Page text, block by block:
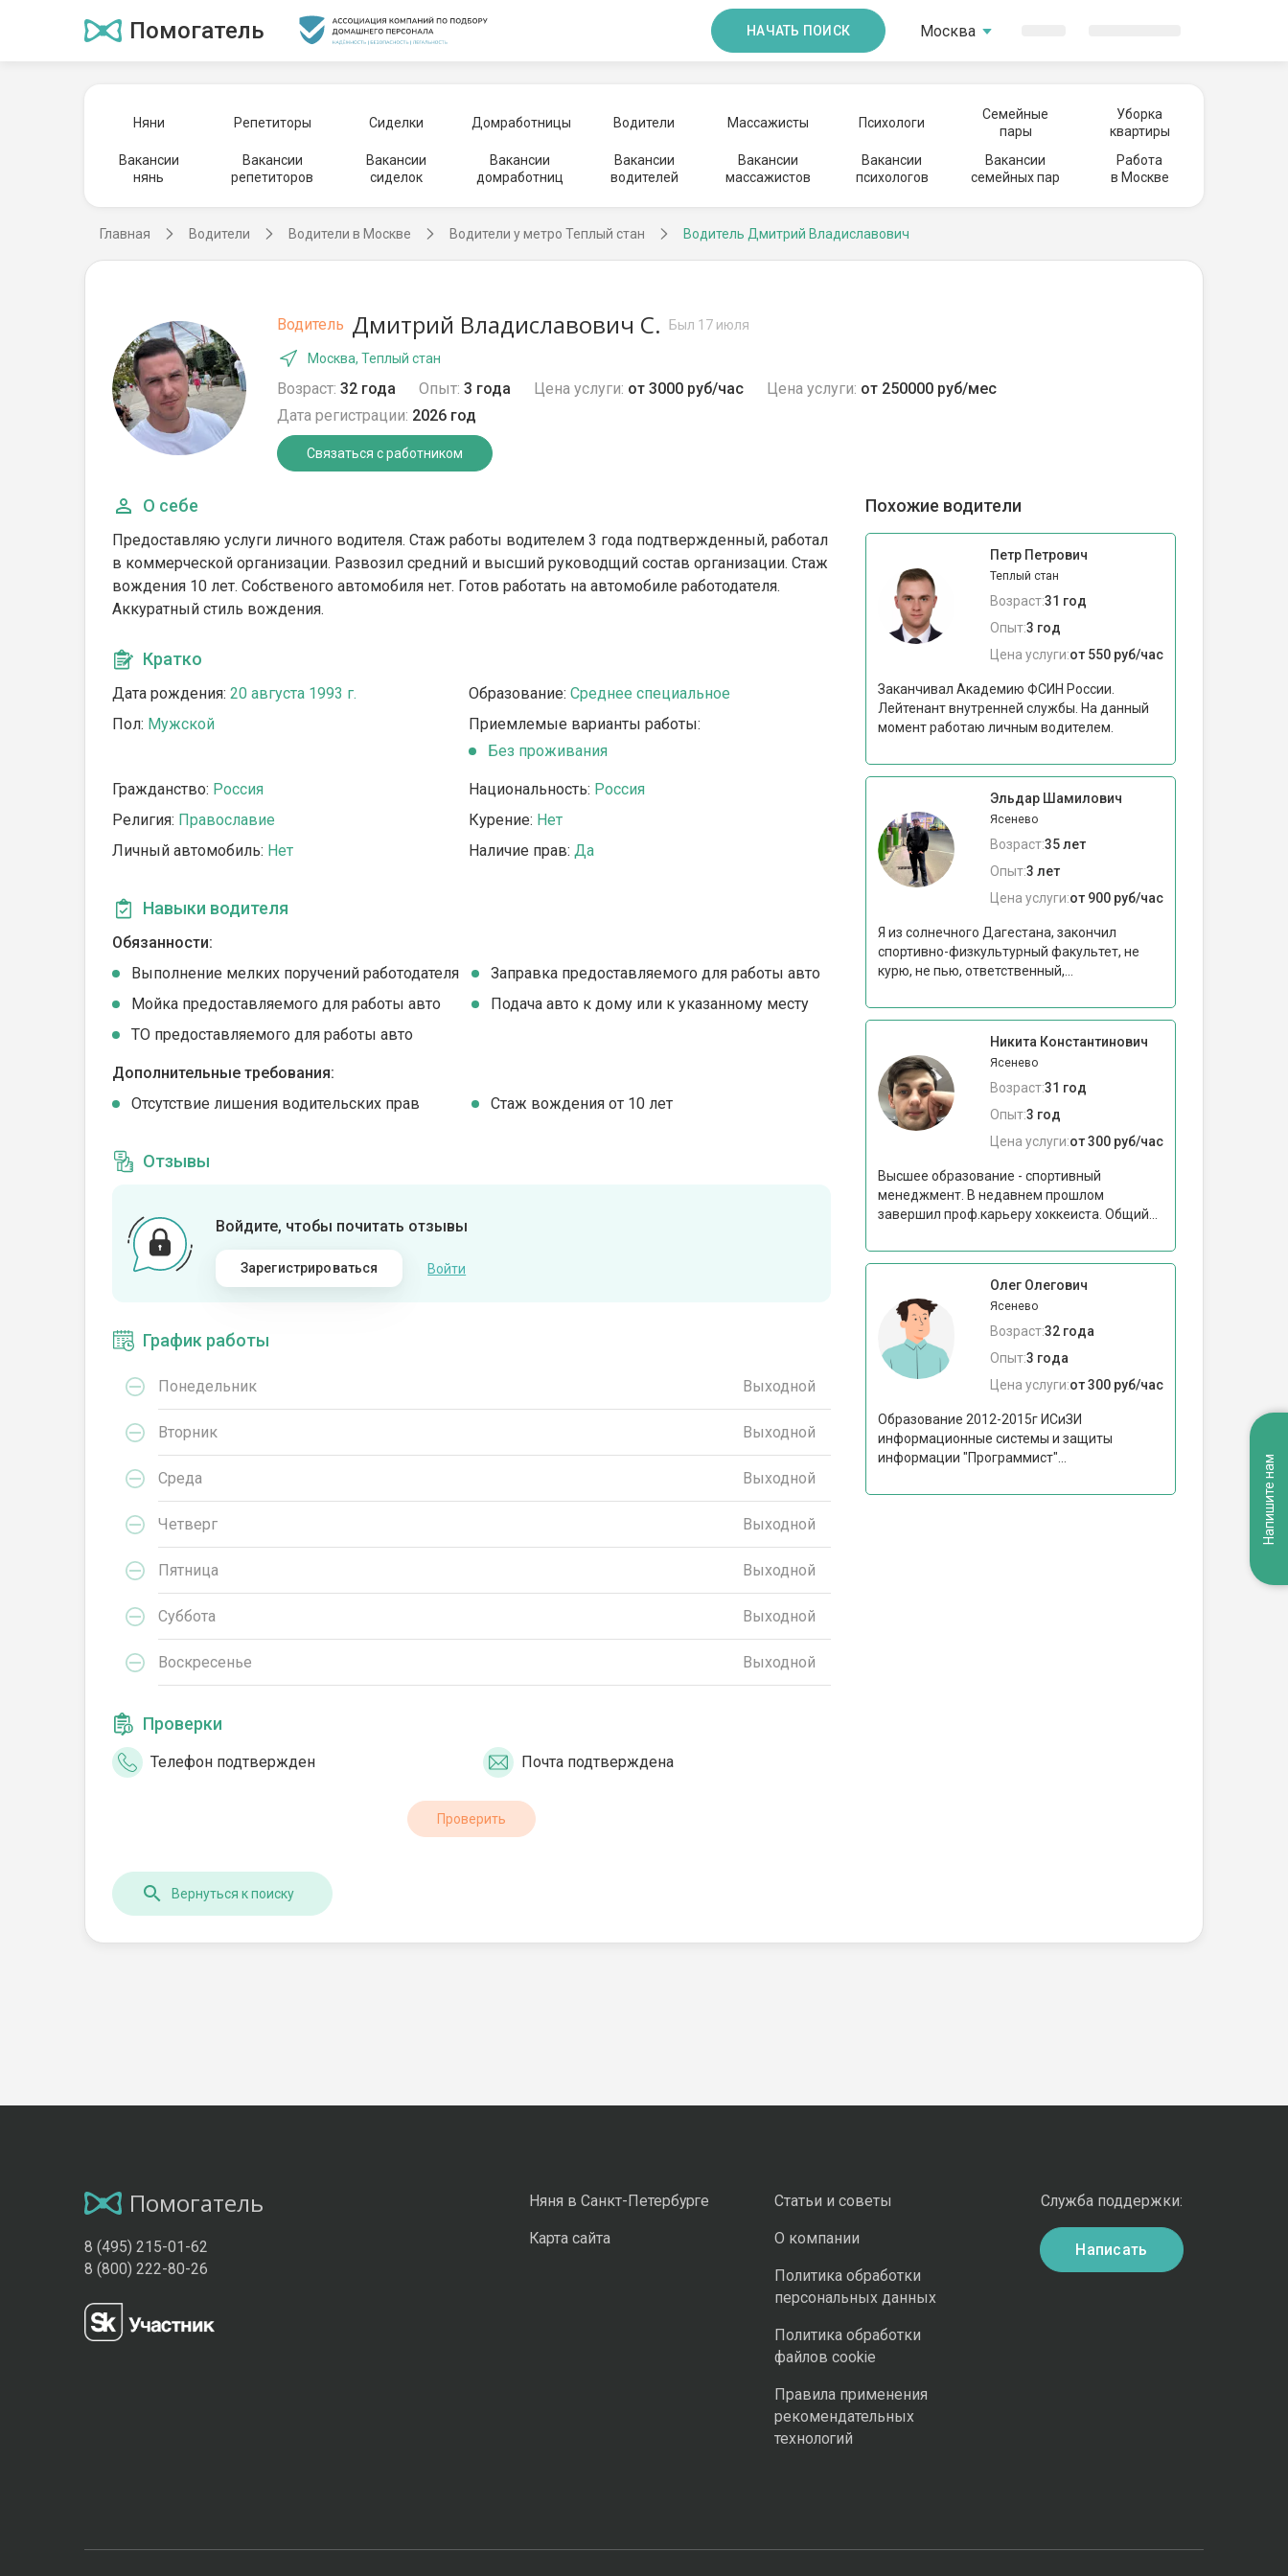
Помогатель НАЧАТЬ ПОИСК Москва
Няни Репетиторы Сиделки Домработницы Водители Массажисты Психологи
Семейные
пары
Уборка
квартиры
Вакансии
нянь
Вакансии
репетиторов
Вакансии
сиделок
Вакансии
домработниц
Вакансии
водителей
Вакансии
массажистов
Вакансии
психологов
Вакансии
семейных пар
Работа
в Москве
Главная Водители Водители в Москве Водители у метро Теплый стан Водитель Дмитрий Владиславович
Водитель Дмитрий Владиславович С. Был 17 июля
Москва, Теплый стан
Возраст: 32 года Опыт: 3 года Цена услуги: от 3000 руб/час Цена услуги: от 250000 руб/мес
Дата регистрации: 2026 год
Связаться с работником
О себе
Предоставляю услуги личного водителя. Стаж работы водителем 3 года подтвержденный, работал
в коммерческой организации. Развозил средний и высший руководщий состав организации. Стаж
вождения 10 лет. Собственого автомобиля нет. Готов работать на автомобиле работодателя.
Аккуратный стиль вождения.
Кратко
Дата рождения: 20 августа 1993 г. Образование: Среднее специальное
Пол: Мужской
Приемлемые варианты работы:
Без проживания
Гражданство: Россия Национальность: Россия
Религия: Православие Курение: Нет
Личный автомобиль: Нет Наличие прав: Да
Навыки водителя
Обязанности:
Выполнение мелких поручений работодателя
Заправка предоставляемого для работы авто
Мойка предоставляемого для работы авто
Подача авто к дому или к указанному месту
ТО предоставляемого для работы авто
Дополнительные требования:
Отсутствие лишения водительских прав
Стаж вождения от 10 лет
Отзывы
Войдите, чтобы почитать отзывы
Зарегистрироваться Войти
График работы
Понедельник Выходной
Вторник Выходной
Среда Выходной
Четверг Выходной
Пятница Выходной
Суббота Выходной
Воскресенье Выходной
Проверки
Телефон подтвержден Почта подтверждена
Проверить
Похожие водители
Петр Петрович
Теплый стан
Возраст:31 год
Опыт:3 год
Цена услуги:от 550 руб/час
Заканчивал Академию ФСИН России.
Лейтенант внутренней службы. На данный
момент работаю личным водителем.
Эльдар Шамилович
Ясенево
Возраст:35 лет
Опыт:3 лет
Цена услуги:от 900 руб/час
Я из солнечного Дагестана, закончил
спортивно-физкультурный факультет, не
курю, не пью, ответственный,...
Никита Константинович
Ясенево
Возраст:31 год
Опыт:3 год
Цена услуги:от 300 руб/час
Высшее образование - спортивный
менеджмент. В недавнем прошлом
завершил проф.карьеру хоккеиста. Общий...
Олег Олегович
Ясенево
Возраст:32 года
Опыт:3 года
Цена услуги:от 300 руб/час
Образование 2012-2015г ИСиЗИ
информационные системы и защиты
информации "Программист"...
Вернуться к поиску
Помогатель
8 (495) 215-01-62
8 (800) 222-80-26
Няня в Санкт-Петербурге
Карта сайта
Статьи и советы
О компании
Политика обработки
персональных данных
Политика обработки
файлов cookie
Правила применения
рекомендательных
технологий
Служба поддержки:
Написать
Напишите нам